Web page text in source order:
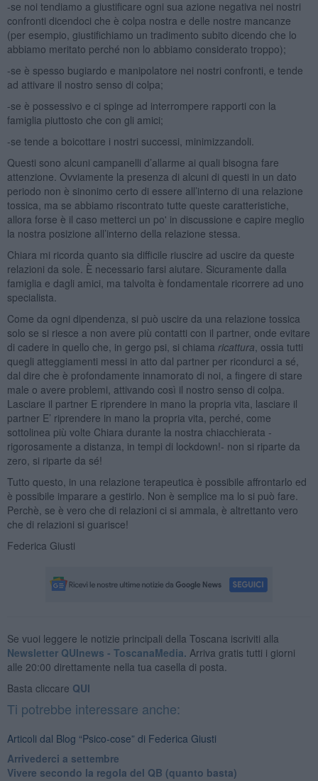
-se noi tendiamo a giustificare ogni sua azione negativa nei nostri
confronti dicendoci che è colpa nostra e delle nostre mancanze
(per esempio, giustifichiamo un tradimento subito dicendo che lo
abbiamo meritato perché non lo abbiamo considerato troppo);
-se è spesso bugiardo e manipolatore nei nostri confronti, e tende
ad attivare il nostro senso di colpa;
-se è possessivo e ci spinge ad interrompere rapporti con la
famiglia piuttosto che con gli amici;
-se tende a boicottare i nostri successi, minimizzandoli.
Questi sono alcuni campanelli d’allarme ai quali bisogna fare
attenzione. Ovviamente la presenza di alcuni di questi in un dato
periodo non è sinonimo certo di essere all’interno di una relazione
tossica, ma se abbiamo riscontrato tutte queste caratteristiche,
allora forse è il caso metterci un po' in discussione e capire meglio
la nostra posizione all’interno della relazione stessa.
Chiara mi ricorda quanto sia difficile riuscire ad uscire da queste
relazioni da sole. È necessario farsi aiutare. Sicuramente dalla
famiglia e dagli amici, ma talvolta è fondamentale ricorrere ad uno
specialista.
Come da ogni dipendenza, si può uscire da una relazione tossica
solo se si riesce a non avere più contatti con il partner, onde evitare
di cadere in quello che, in gergo psi, si chiama ricattura , ossia tutti
quegli atteggiamenti messi in atto dal partner per ricondurci a sé,
dal dire che è profondamente innamorato di noi, a fingere di stare
male o avere problemi, attivando così il nostro senso di colpa.
Lasciare il partner E riprendere in mano la propria vita, lasciare il
partner E’ riprendere in mano la propria vita, perché, come
sottolinea più volte Chiara durante la nostra chiacchierata -
rigorosamente a distanza, in tempi di lockdown!- non si riparte da
zero, si riparte da sé!
Tutto questo, in una relazione terapeutica è possibile affrontarlo ed
è possibile imparare a gestirlo. Non è semplice ma lo si può fare.
Perchè, se è vero che di relazioni ci si ammala, è altrettanto vero
che di relazioni si guarisce!
Federica Giusti
Se vuoi leggere le notizie principali della Toscana iscriviti alla
Newsletter QUInews - ToscanaMedia. Arriva gratis tutti i giorni
alle 20:00 direttamente nella tua casella di posta.
Basta cliccare QUI
Ti potrebbe interessare anche:
Articoli dal Blog “Psico-cose” di Federica Giusti
​Arrivederci a settembre
​Vivere secondo la regola del QB (quanto basta)